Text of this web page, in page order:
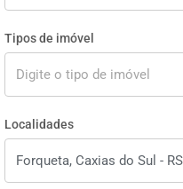
Tipos de imóvel
Localidades